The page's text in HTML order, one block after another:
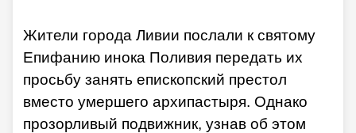
Жители города Ливии послали к святому
Епифанию инока Поливия передать их
просьбу занять епископский престол
вместо умершего архипастыря. Однако
прозорливый подвижник, узнав об этом